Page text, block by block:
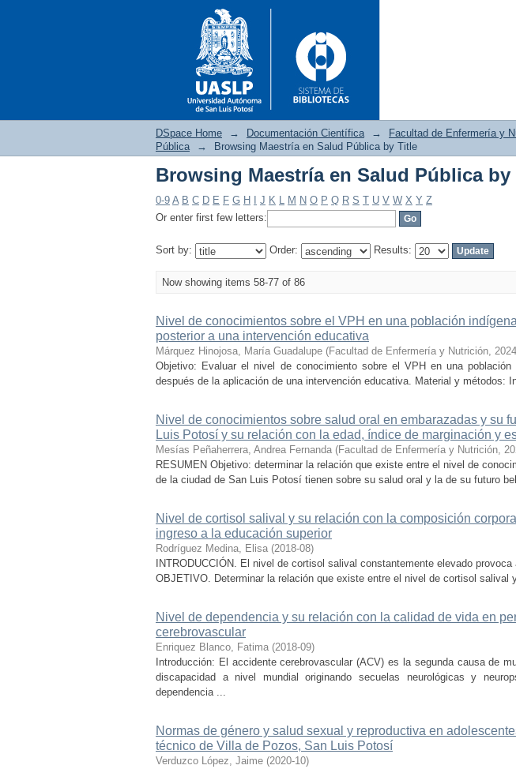
Browsing Maestría en Salud Pública by
DSpace Home → Documentación Científica → Facultad de Enfermería y
Pública
→ Browsing Maestría en Salud Pública by Title
Browsing Maestría en Salud Pública by
0-9 A B C D E F G H J K L M N O P Q R S T U V W X Y Z
Or enter first few letters:
Sort by: Order: Results:
Now showing items 58-77 of 86
Nivel de conocimientos sobre el VPH en una población
posterior a una intervención educativa
Márquez Hinojosa, María Guadalupe (Facultad de Enfermería y Nutrición, 2024
Objetivo: Evaluar el nivel de conocimiento sobre el VPH en una población
después de la aplicación de una intervención educativa. Material y métodos:
Nivel de conocimientos sobre salud oral en embarazadas y su
Luis Potosí y su relación con la edad, índice de marginación y
Mesías Peñaherrera, Andrea Fernanda (Facultad de Enfermería y Nutrición,
RESUMEN Objetivo: determinar la relación que existe entre el nivel de
de la ciudad de San Luis Potosí tienen sobre su salud oral y la de su futuro
Nivel de cortisol salival y su relación con la composición
ingreso a la educación superior
Rodríguez Medina, Elisa (2018-08)
INTRODUCCIÓN. El nivel de cortisol salival constantemente elevado
OBJETIVO. Determinar la relación que existe entre el nivel de cortisol salival
Nivel de dependencia y su relación con la calidad de vida en
cerebrovascular
Enriquez Blanco, Fatima (2018-09)
Introducción: El accidente cerebrovascular (ACV) es la segunda causa de
discapacidad a nivel mundial originando secuelas neurológicas y
dependencia ...
Normas de género y salud sexual y reproductiva en
técnico de Villa de Pozos, San Luis Potosí
Verduzco López, Jaime (2020-10)